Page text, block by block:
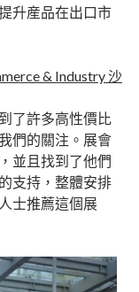
升産品在出口市
& Industry 沙
了許多高性價比
們的關注。展會
並且找到了他們
支持，整體安排
士推薦這個展